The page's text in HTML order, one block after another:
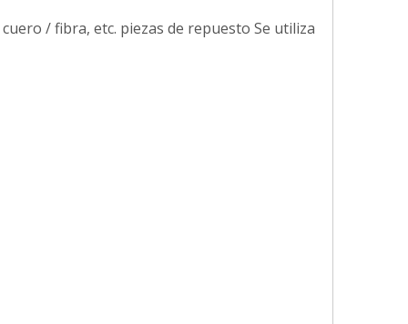
/ fibra, etc. piezas de repuesto Se utiliza